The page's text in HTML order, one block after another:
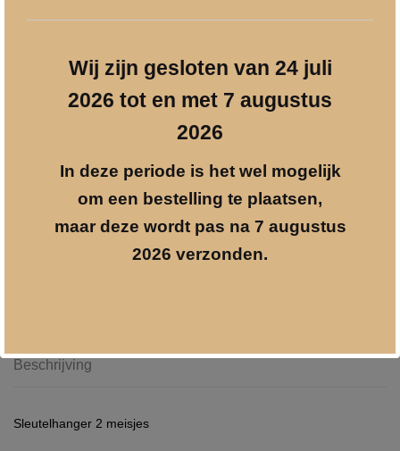
Sleutelhanger
Toevoegen aan winkelwagen
Prijzen incl. 21% BTW
info@geschenkgraveren.nl
Gratis verzenden vanaf € 250
Veilig betalen
Beschrijving
Sleutelhanger 2 meisjes
Wij zijn gesloten van 24 juli
2026 tot en met 7 augustus
2026
In deze periode is het wel mogelijk
om een bestelling te plaatsen,
maar deze wordt pas na 7 augustus
2026 verzonden.